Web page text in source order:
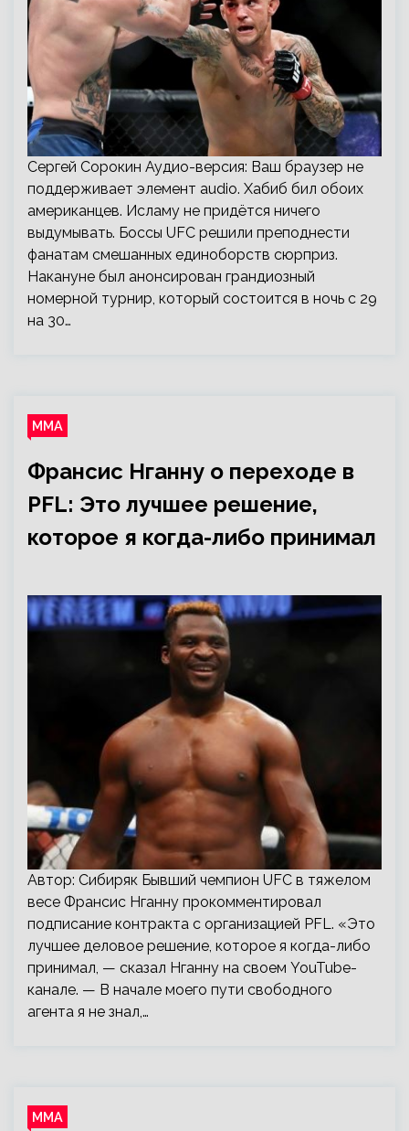
Сергей Сорокин Аудио-версия: Ваш браузер не
поддерживает элемент audio. Хабиб бил обоих
американцев. Исламу не придётся ничего
выдумывать. Боссы UFC решили преподнести
фанатам смешанных единоборств сюрприз.
Накануне был анонсирован грандиозный
номерной турнир, который состоится в ночь с 29
на 30…
ММА
Франсис Нганну о переходе в
PFL: Это лучшее решение,
которое я когда-либо принимал
Автор: Сибиряк Бывший чемпион UFC в тяжелом
весе Франсис Нганну прокомментировал
подписание контракта с организацией PFL. «Это
лучшее деловое решение, которое я когда-либо
принимал, — сказал Нганну на своем YouTube-
канале. — В начале моего пути свободного
агента я не знал,…
ММА